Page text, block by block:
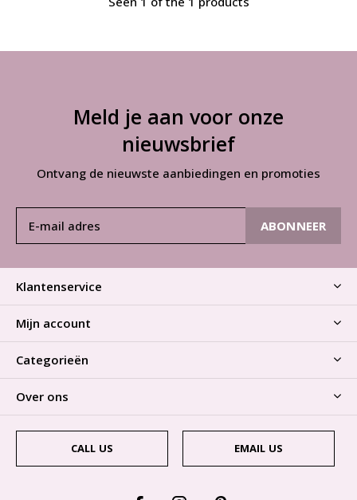
Meld je aan voor onze
nieuwsbrief
Ontvang de nieuwste aanbiedingen en promoties
ABONNEER
Klantenservice
Mijn account
Categorieën
Over ons
CALL US EMAIL US